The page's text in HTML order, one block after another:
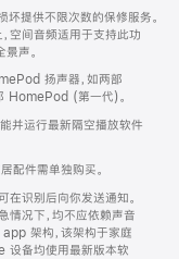
提供不限次数的保修服务。
间音频适用于支持此功
声。
扬声器，如两部
HomePod (第一代)。
并运行最新隔空播放软件
配件需单独购买。
在识别后向你发送通知。
情况下，均不应依赖声音
架构，该架构于家庭
设备均使用最新版本软